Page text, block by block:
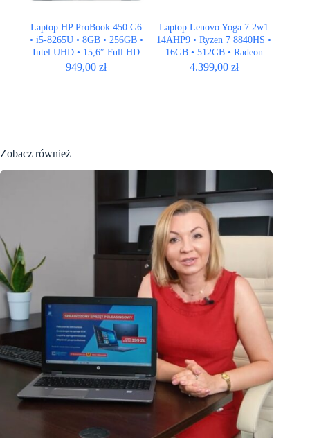
Laptop HP ProBook 450 G6
• i5-8265U • 8GB • 256GB •
Intel UHD • 15,6″ Full HD
949,00zł
Laptop Lenovo Yoga 7 2w1
14AHP9 • Ryzen 7 8840HS •
16GB • 512GB • Radeon
780M • 14″ WUXGA
4.399,00 zł
Zobacz również